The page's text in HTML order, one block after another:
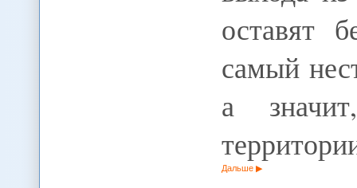
оставят
самый
а
Дальше